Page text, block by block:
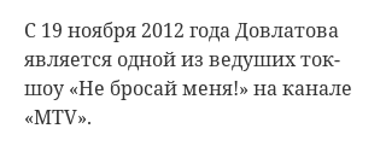
С 19 ноября 2012 года Довлатова
является одной из ведуших ток-
шоу «Не бросай меня!» на канале
«MTV».